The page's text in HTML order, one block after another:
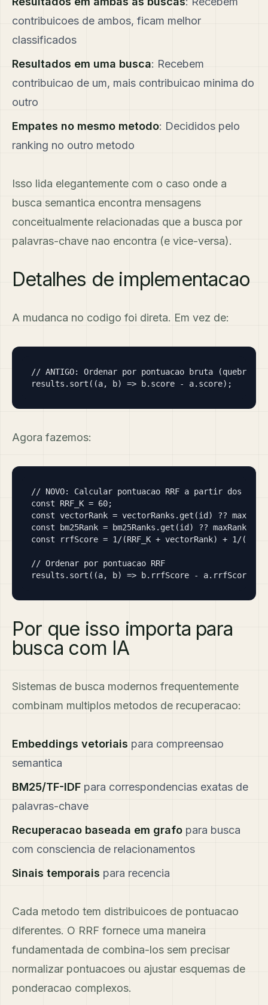
contribuicoes de ambos, ficam melhor
classificados
Resultados em uma busca: Recebem
contribuicao de um, mais contribuicao minima do
outro
Empates no mesmo metodo: Decididos pelo
ranking no outro metodo
Isso lida elegantemente com o caso onde a
busca semantica encontra mensagens
conceitualmente relacionadas que a busca por
palavras-chave nao encontra (e vice-versa).
Detalhes de implementacao
A mudanca no codigo foi direta. Em vez de:
// ANTIGO: Ordenar por pontuacao bruta (quebrado)
results.sort((a, b) => b.score - a.score);
Agora fazemos:
// NOVO: Calcular pontuacao RRF a partir dos
const RRF_K = 60;
const vectorRank = vectorRanks.get(id) ??
const bm25Rank = bm25Ranks.get(id) ?? maxRank;
const rrfScore = 1/(RRF_K + vectorRank) + 1/
// Ordenar por pontuacao RRF
results.sort((a, b) => b.rrfScore - a.rrfScore);
Por que isso importa para
busca com IA
Sistemas de busca modernos frequentemente
combinam multiplos metodos de recuperacao:
Embeddings vetoriais para compreensao
semantica
BM25/TF-IDF para correspondencias exatas de
palavras-chave
Recuperacao baseada em grafo para busca
com consciencia de relacionamentos
Sinais temporais para recencia
Cada metodo tem distribuicoes de pontuacao
diferentes. O RRF fornece uma maneira
fundamentada de combina-los sem precisar
normalizar pontuacoes ou ajustar esquemas de
ponderacao complexos.